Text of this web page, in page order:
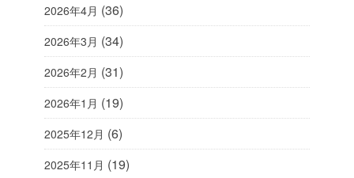
2026年4月 (36)
2026年3月 (34)
2026年2月 (31)
2026年1月 (19)
2025年12月 (6)
2025年11月 (19)